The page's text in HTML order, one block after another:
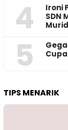
4
Ironi
SDN
5
TIPS MENARIK